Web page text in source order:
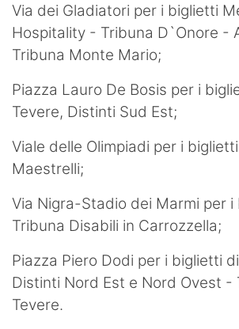
Via dei Gladiatori per i biglietti
Hospitality - Tribuna D`Onore -
Tribuna Monte Mario;
Piazza Lauro De Bosis per i
Tevere, Distinti Sud Est;
Viale delle Olimpiadi per i
Maestrelli;
Via Nigra-Stadio dei Marmi per i
Tribuna Disabili in Carrozzella;
Piazza Piero Dodi per i biglietti
Distinti Nord Est e Nord Ovest -
Tevere.